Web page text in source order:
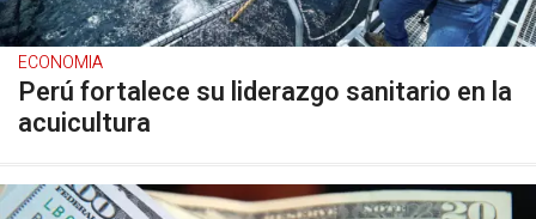
ECONOMIA
Perú fortalece su liderazgo sanitario en la
acuicultura